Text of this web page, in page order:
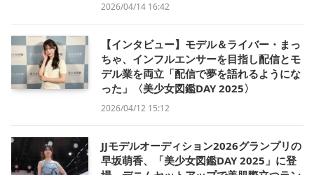
2026/04/14 16:42
【インタビュー】モデル＆ライバー・まっ
ちゃ、インフルエンサーを目指し配信とモ
デル業を両立「配信で夢を語れるようにな
った」〈美少女図鑑DAY 2025〉
2026/04/12 15:12
JJモデルオーディション2026グランプリの
早坂萌香、「美少女図鑑DAY 2025」に登